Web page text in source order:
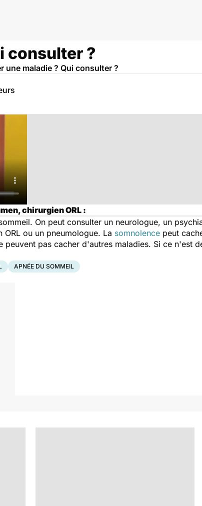
consulter ?
maladie ? Qui consulter ?
chirurgien ORL :
On peut consulter un neurologue, un
ou un pneumologue. La somnolence peut
peuvent pas cacher d'autres maladies. Si ce n'est
APNÉE DU SOMMEIL